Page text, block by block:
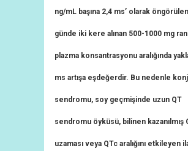
ng/mL başına 2,4 ms’ olarak
günde iki kere alınan 500-1000 mg
plazma konsantrasyonu aralığında
ms artışa eşdeğerdir. Bu nedenle
sendromu, soy geçmişinde uzun QT
sendromu öyküsü, bilinen kazanılmış
uzaması veya QTc aralığını etkileyen